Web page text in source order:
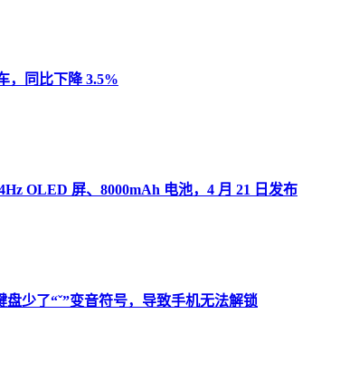
，同比下降 3.5%
OLED 屏、8000mAh 电池，4 月 21 日发布
少了“ˇ”变音符号，导致手机无法解锁